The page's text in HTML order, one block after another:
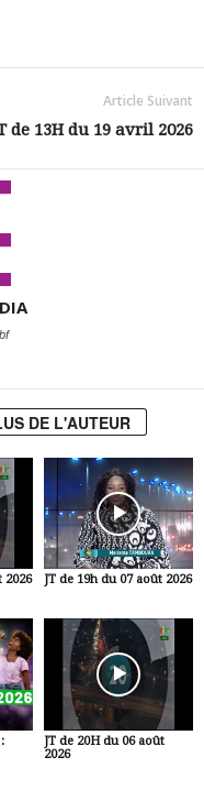
Article Suivant
de 13H du 19 avril 2026
DE L'AUTEUR
2026 JT de 19h du 07 août 2026
JT de 20H du 06 août
2026